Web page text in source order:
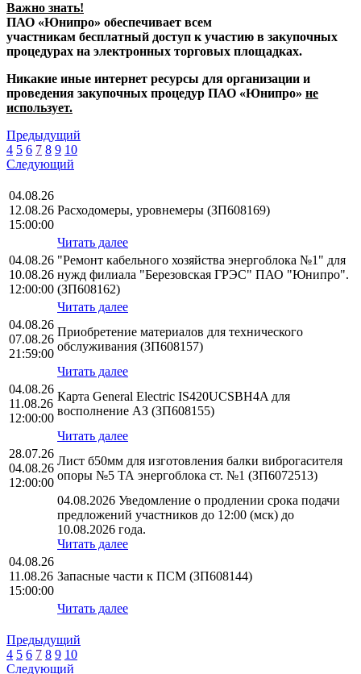
Важно знать!
ПАО «Юнипро» обеспечивает всем
участникам бесплатный доступ к участию в закупочных
процедурах на электронных торговых площадках.
Никакие иные интернет ресурсы для организации и
проведения закупочных процедур ПАО «Юнипро» не
использует.
Предыдущий
4 5 6 7 8 9 10
Следующий
04.08.26
12.08.26
15:00:00
Расходомеры, уровнемеры (ЗП608169)
Читать далее
04.08.26
10.08.26
12:00:00
"Ремонт кабельного хозяйства энергоблока №1" для
нужд филиала "Березовская ГРЭС" ПАО "Юнипро".
(ЗП608162)
Читать далее
04.08.26
07.08.26
21:59:00
Приобретение материалов для технического
обслуживания (ЗП608157)
Читать далее
04.08.26
11.08.26
12:00:00
Карта General Electric IS420UCSBH4A для
восполнение АЗ (ЗП608155)
Читать далее
28.07.26
04.08.26
12:00:00
Лист б50мм для изготовления балки виброгасителя
опоры №5 ТА энергоблока ст. №1 (ЗП6072513)
04.08.2026 Уведомление о продлении срока подачи
предложений участников до 12:00 (мск) до
10.08.2026 года.
Читать далее
04.08.26
11.08.26
15:00:00
Запасные части к ПСМ (ЗП608144)
Читать далее
Предыдущий
4 5 6 7 8 9 10
Следующий